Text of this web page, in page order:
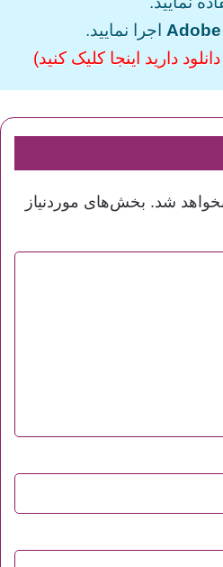
اجرا نمایید.
دارید اینجا کلیک کنید)
شد. بخش‌های موردنیاز